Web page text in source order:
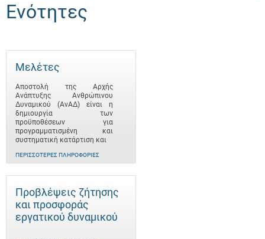
Ενότητες
Μελέτες
Αποστολή της Αρχής
Ανάπτυξης Ανθρώπινου
Δυναμικού (ΑνΑΔ) είναι η
δημιουργία των
προϋποθέσεων για
προγραμματισμένη και
συστηματική κατάρτιση και
ΠΕΡΙΣΣΌΤΕΡΕΣ ΠΛΗΡΟΦΟΡΊΕΣ
Προβλέψεις ζήτησης
και προσφοράς
εργατικού δυναμικού